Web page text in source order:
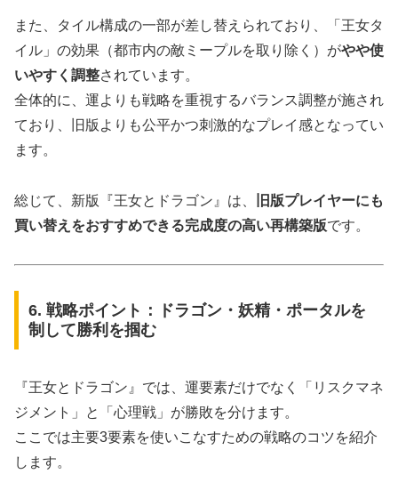
また、タイル構成の一部が差し替えられており、「王女タ
イル」の効果（都市内の敵ミープルを取り除く）がやや使
いやすく調整されています。
全体的に、運よりも戦略を重視するバランス調整が施され
ており、旧版よりも公平かつ刺激的なプレイ感となってい
ます。
総じて、新版『王女とドラゴン』は、
旧版プレイヤーにも
買い替えをおすすめできる完成度の高い再構築版です。
6. 戦略ポイント：ドラゴン・妖精・ポータルを
制して勝利を掴む
『王女とドラゴン』では、運要素だけでなく「リスクマネ
ジメント」と「心理戦」が勝敗を分けます。
ここでは主要3要素を使いこなすための戦略のコツを紹介
します。